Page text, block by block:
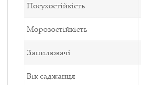
Посухостійкість
Морозостійкість
Запилювачі
Вік саджанця